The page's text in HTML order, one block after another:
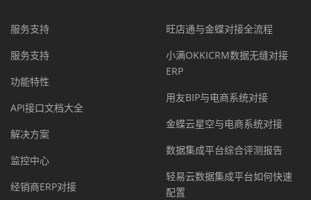
服务支持
服务支持
功能特性
API接口文档大全
解决方案
监控中心
经销商ERP对接
旺店通与金蝶对接全流程
小满OKKICRM数据无缝对接
ERP
用友BIP与电商系统对接
金蝶云星空与电商系统对接
数据集成平台综合评测报告
轻易云数据集成平台如何快速
配置